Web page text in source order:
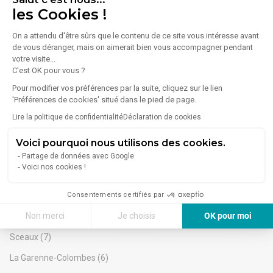
les Cookies !
On a attendu d'être sûrs que le contenu de ce site vous intéresse avant
de vous déranger, mais on aimerait bien vous accompagner pendant
votre visite...
C'est OK pour vous ?
Pour modifier vos préférences par la suite, cliquez sur le lien
'Préférences de cookies' situé dans le pied de page.
Lire la politique de confidentialitéDéclaration de cookies
Voici pourquoi nous utilisons des cookies.
Partage de données avec Google
Voici nos cookies !
Consentements certifiés par
Non merci Je choisis
OK pour moi
Axeptio consent
Plateforme de Gestion du Consentement : Personnalisez vos Options
Notre plateforme vous permet d'adapter et de gérer vos paramètres
. Accès PMR envisageable
Bus Bus 171 - 426
Route N118
Train Gare de Sèvres Rive Gauche
Loi Carrez et affectation juridique en cours de détermination
Nanterre(31)
Malakoff (25)
Clichy(24)
Issy-les-Moulineaux(21)
Neuilly-sur-Seine (19)
Rueil-Malmaison(19)
Meudon (10)
Sceaux (7)
La Garenne-Colombes (6)